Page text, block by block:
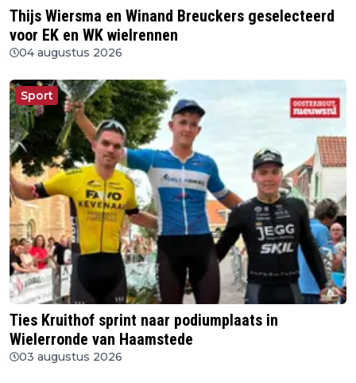
Thijs Wiersma en Winand Breuckers geselecteerd
voor EK en WK wielrennen
04 augustus 2026
Sport
Ties Kruithof sprint naar podiumplaats in
Wielerronde van Haamstede
03 augustus 2026